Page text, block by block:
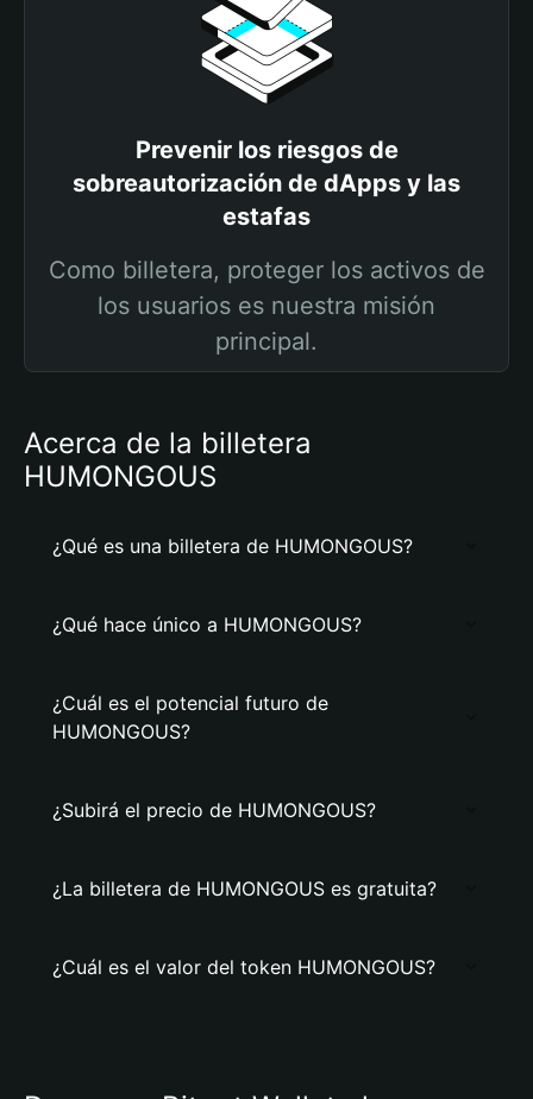
Prevenir los riesgos de
sobreautorización de dApps y las
estafas
Como billetera, proteger los activos de
los usuarios es nuestra misión
principal.
Acerca de la billetera
HUMONGOUS
¿Qué es una billetera de HUMONGOUS?
¿Qué hace único a HUMONGOUS?
¿Cuál es el potencial futuro de
HUMONGOUS?
¿Subirá el precio de HUMONGOUS?
¿La billetera de HUMONGOUS es gratuita?
¿Cuál es el valor del token HUMONGOUS?